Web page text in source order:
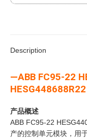
Description
—ABB FC95-22
产品概述
ABB FC95-22
产的控制单元模块，用